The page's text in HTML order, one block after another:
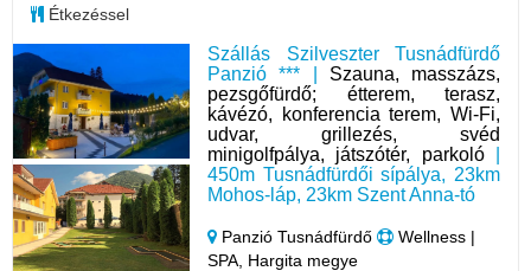
Szállás Szilveszter Tusnádfürdő
Panzió *** | Szauna, masszázs,
pezsgőfürdő; étterem, terasz,
kávézó, konferencia terem, Wi-Fi,
udvar, grillezés, svéd
minigolfpálya, játszótér, parkoló|
450m Tusnádfürdői sípálya, 23km
Mohos-láp, 23km Szent Anna-tó
Panzió Tusnádfürdő
Wellness |
SPA, Hargita megye
Étkezéssel